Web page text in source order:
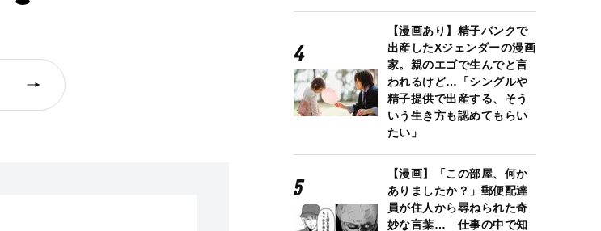
【漫画あり】精子バンクで
出産したXジェンダーの漫画
家。親のエゴで生んでと言
われるけど…「シングルや
精子提供で出産する、そう
いう生き方も認めてもらい
たい」
【漫画】「この部屋、何か
ありましたか？」郵便配達
員が住人から尋ねられた奇
妙な言葉… 仕事の中で知